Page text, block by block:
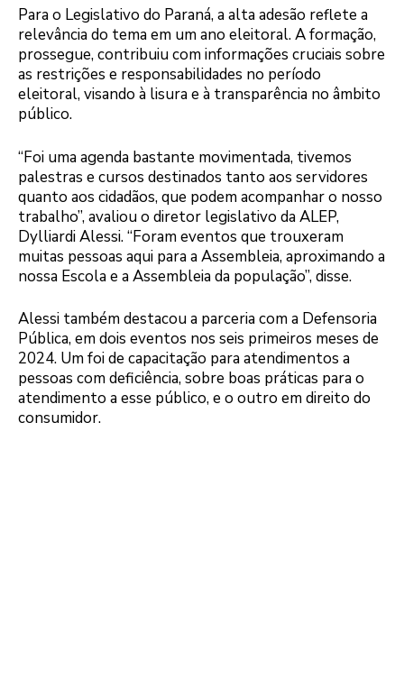
Para o Legislativo do Paraná, a alta adesão reflete a
relevância do tema em um ano eleitoral. A formação,
prossegue, contribuiu com informações cruciais sobre
as restrições e responsabilidades no período
eleitoral, visando à lisura e à transparência no âmbito
público.
“Foi uma agenda bastante movimentada, tivemos
palestras e cursos destinados tanto aos servidores
quanto aos cidadãos, que podem acompanhar o nosso
trabalho”, avaliou o diretor legislativo da ALEP,
Dylliardi Alessi. “Foram eventos que trouxeram
muitas pessoas aqui para a Assembleia, aproximando a
nossa Escola e a Assembleia da população”, disse.
Alessi também destacou a parceria com a Defensoria
Pública, em dois eventos nos seis primeiros meses de
2024. Um foi de capacitação para atendimentos a
pessoas com deficiência, sobre boas práticas para o
atendimento a esse público, e o outro em direito do
consumidor.